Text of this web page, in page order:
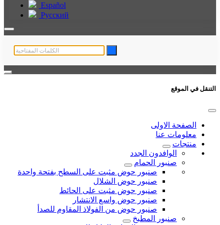
Español
Русский
التنقل في الموقع
الصفحة الاولى
معلومات عنا
منتجات
الوافدون الجدد
صنبور الحمام
صنبور حوض مثبت على السطح بفتحة واحدة
صنبور حوض الشلال
صنبور حوض مثبت على الحائط
صنبور حوض واسع الانتشار
صنبور حوض من الفولاذ المقاوم للصدأ
صنبور المطبخ